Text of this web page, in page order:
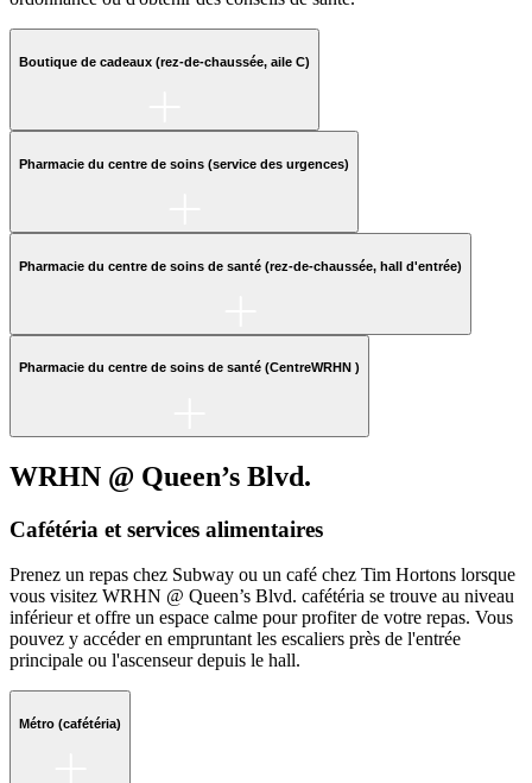
Boutique de cadeaux (rez-de-chaussée, aile C)
Pharmacie du centre de soins (service des urgences)
Pharmacie du centre de soins de santé (rez-de-chaussée, hall d'entrée)
Pharmacie du centre de soins de santé (CentreWRHN )
WRHN @ Queen’s Blvd.
Cafétéria et services alimentaires
Prenez un repas chez Subway ou un café chez Tim Hortons lorsque
vous visitez WRHN @ Queen’s Blvd. cafétéria se trouve au niveau
inférieur et offre un espace calme pour profiter de votre repas. Vous
pouvez y accéder en empruntant les escaliers près de l'entrée
principale ou l'ascenseur depuis le hall.
Métro (cafétéria)